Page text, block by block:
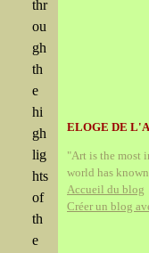
thr
ou
gh
th
e
hi
gh
lig
hts
of
th
e
ELOGE DE
"Art is the most
world has
Accueil du blog
Créer un blog